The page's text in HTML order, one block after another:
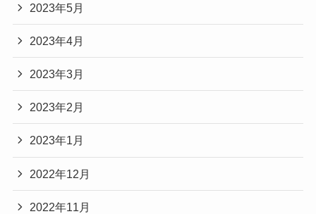
2023年5月
2023年4月
2023年3月
2023年2月
2023年1月
2022年12月
2022年11月